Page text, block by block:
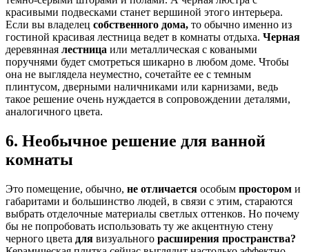
красивыми подвесками станет вершиной этого интерьера.
Если вы владелец собственного дома, то обычно именно из
гостиной красивая лестница ведет в комнаты отдыха. Черная
деревянная лестница или металлическая с коваными
поручнями будет смотреться шикарно в любом доме. Чтобы
она не выглядела неуместно, сочетайте ее с темным
плинтусом, дверными наличниками или карнизами, ведь
такое решение очень нуждается в сопровождении деталями,
аналогичного цвета.
6. Необычное решение для ванной
комнаты
Это помещение, обычно, не отличается особым простором и
габаритами и большинство людей, в связи с этим, стараются
выбрать отделочные материалы светлых оттенков. Но почему
бы не попробовать использовать ту же акцентную стену
черного цвета для визуального расширения пространства?